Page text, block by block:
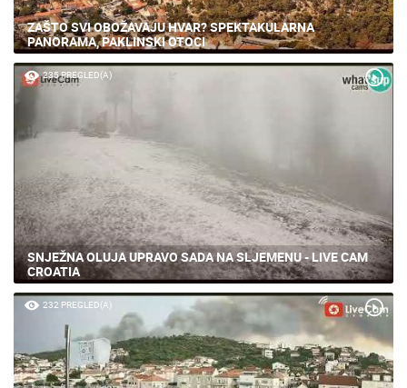
ZAŠTO SVI OBOŽAVAJU HVAR? SPEKTAKULARNA
PANORAMA, PAKLINSKI OTOCI
235 PREGLED(A)
SNJEŽNA OLUJA UPRAVO SADA NA SLJEMENU - LIVE CAM
CROATIA
232 PREGLED(A)